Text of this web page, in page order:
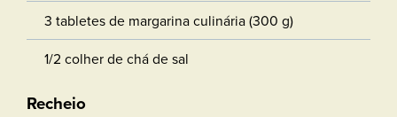
3 tabletes de margarina culinária (300 g)
1/2 colher de chá de sal
Recheio